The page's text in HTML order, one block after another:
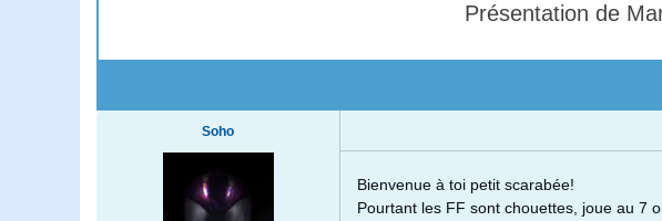
Présentation de
Soho
Bienvenue à toi petit scarabée!
Pourtant les FF sont chouettes, joue au 7